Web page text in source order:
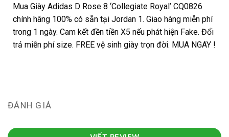
Mua Giày Adidas D Rose 8 ‘Collegiate Royal’ CQ0826
chính hãng 100% có sẵn tại Jordan 1. Giao hàng miễn phí
trong 1 ngày. Cam kết đền tiền X5 nếu phát hiện Fake. Đổi
trả miễn phí size. FREE vệ sinh giày trọn đời. MUA NGAY !
ĐÁNH GIÁ